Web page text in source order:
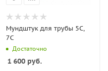
Мундштук для трубы 5С,
7С
Достаточно
1 600 руб.